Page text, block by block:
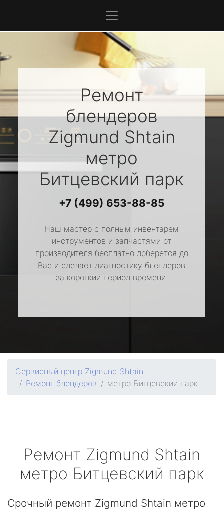
Ремонт
блендеров
Zigmund Shtain
метро
Битцевский парк
+7 (499) 653-88-85
Наш мастер с полным инвентарем
инструментов и запчастями от
производителя бесплатно доберется до
Вас и сделает диагностику блендеров
за короткий период времени.
Сервисный центр Zigmund Shtain
Ремонт блендеров
метро Битцевский парк
Ремонт Zigmund Shtain
метро Битцевский парк
Срочный ремонт Zigmund Shtain метро